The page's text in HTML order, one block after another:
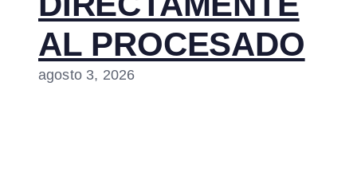
AL PROCESADO
agosto 3, 2026